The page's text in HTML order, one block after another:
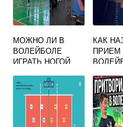
МОЖНО ЛИ В
ВОЛЕЙБОЛЕ
ИГРАТЬ НОГОЙ
КАК
ПРИЕМ
ДЛЯ
ИЯ